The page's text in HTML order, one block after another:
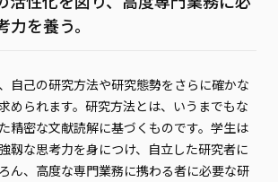
を養う。
自己の研究方法や研究態勢をさらに確かな
められます。研究方法とは、いうまでもな
精密な文献読解に基づくものです。学生は
靱な思考力を身につけ、自立した研究者に
ん、高度な専門業務に携わる者に必要な研